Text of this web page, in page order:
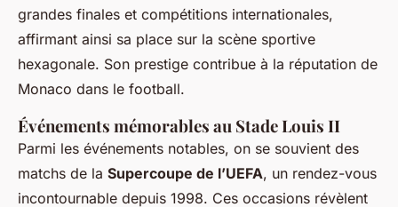
grandes finales et compétitions internationales,
affirmant ainsi sa place sur la scène sportive
hexagonale. Son prestige contribue à la réputation de
Monaco dans le football.
Événements mémorables au Stade Louis II
Parmi les événements notables, on se souvient des
matchs de la Supercoupe de l’UEFA, un rendez-vous
incontournable depuis 1998. Ces occasions révèlent